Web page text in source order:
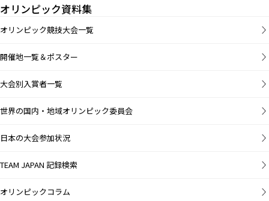
オリンピック資料集
オリンピック競技大会一覧
開催地一覧＆ポスター
大会別入賞者一覧
世界の国内・地域オリンピック委員会
日本の大会参加状況
TEAM JAPAN 記録検索
オリンピックコラム